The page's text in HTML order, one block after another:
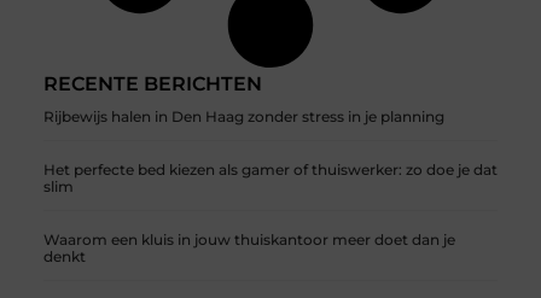
RECENTE BERICHTEN
Rijbewijs halen in Den Haag zonder stress in je planning
Het perfecte bed kiezen als gamer of thuiswerker: zo doe je dat
slim
Waarom een kluis in jouw thuiskantoor meer doet dan je
denkt